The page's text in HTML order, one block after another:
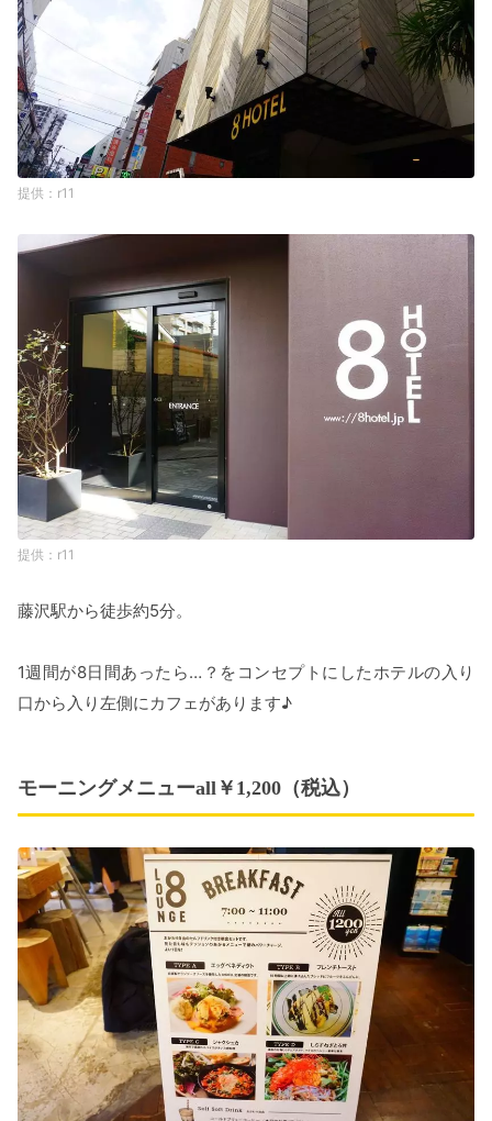
r11
r11
藤沢駅から徒歩約5分。
1週間が8日間あったら…？をコンセプトにしたホテルの入り
口から入り左側にカフェがあります♪
モーニングメニューall￥1,200（税込）